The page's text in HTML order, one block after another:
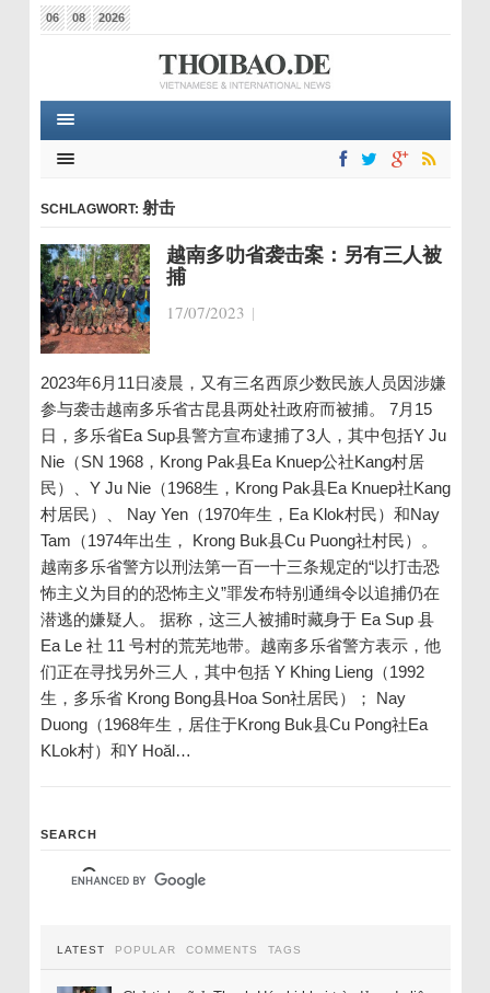
06 08 2026
SCHLAGWORT: 射击
越南多叻省袭击案：另有三人被
捕
17/07/2023 |
2023年6月11日凌晨，又有三名西原少数民族人员因涉嫌
参与袭击越南多乐省古昆县两处社政府而被捕。 7月15
日，多乐省Ea Sup县警方宣布逮捕了3人，其中包括Y Ju
Nie（SN 1968，Krong Pak县Ea Knuep公社Kang村居
民）、Y Ju Nie（1968生，Krong Pak县Ea Knuep社Kang
村居民）、 Nay Yen（1970年生，Ea Klok村民）和Nay
Tam（1974年出生， Krong Buk县Cu Puong社村民）。
越南多乐省警方以刑法第一百一十三条规定的“以打击恐
怖主义为目的的恐怖主义”罪发布特别通缉令以追捕仍在
潜逃的嫌疑人。 据称，这三人被捕时藏身于 Ea Sup 县
Ea Le 社 11 号村的荒芜地带。越南多乐省警方表示，他
们正在寻找另外三人，其中包括 Y Khing Lieng（1992
生，多乐省 Krong Bong县Hoa Son社居民）； Nay
Duong（1968年生，居住于Krong Buk县Cu Pong社Ea
KLok村）和Y Hoăl…
SEARCH
LATEST POPULAR COMMENTS TAGS